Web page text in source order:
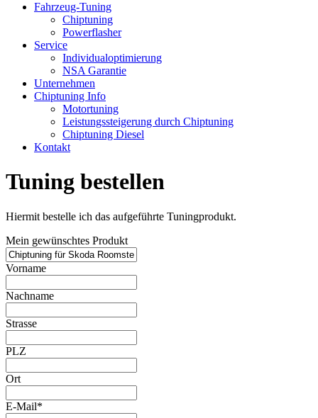
Fahrzeug-Tuning
Chiptuning
Powerflasher
Service
Individualoptimierung
NSA Garantie
Unternehmen
Chiptuning Info
Motortuning
Leistungssteigerung durch Chiptuning
Chiptuning Diesel
Kontakt
Tuning bestellen
Hiermit bestelle ich das aufgeführte Tuningprodukt.
Mein gewünschtes Produkt
Vorname
Nachname
Strasse
PLZ
Ort
E-Mail*